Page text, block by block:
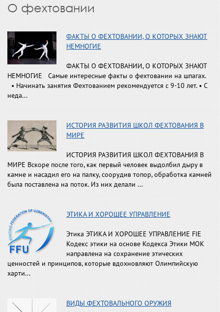
О фехтовании
ФАКТЫ О ФЕХТОВАНИИ, О КОТОРЫХ ЗНАЮТ
НЕМНОГИЕ
ФАКТЫ О ФЕХТОВАНИИ, О КОТОРЫХ ЗНАЮТ
НЕМНОГИЕ Самые интересные факты о фехтовании на шпагах.
• Начинать занятия Фехтованием рекомендуется с 9-10 лет. • С
неда...
ИСТОРИЯ РАЗВИТИЯ ШКОЛ ФЕХТОВАНИЯ В
МИРЕ
ИСТОРИЯ РАЗВИТИЯ ШКОЛ ФЕХТОВАНИЯ В
МИРЕ Вскоре после того, как первый человек выдолбил дыру в
камне и насадил его на палку, соорудив топор, обработка камней
была поставлена на поток. Из них делали ...
ЭТИКА И ХОРОШЕЕ УПРАВЛЕНИЕ
Этика ЭТИКА И ХОРОШЕЕ УПРАВЛЕНИЕ FIE
Кодекс этики на основе Кодекса Этики МОК
направлена на сохранение этических
ценностей и принципов, которые вдохновляют Олимпийскую
харти...
ВИДЫ ФЕХТОВАЛЬНОГО ОРУЖИЯ